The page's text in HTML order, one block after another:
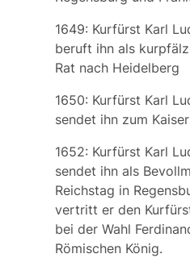
1649: Kurfürst Karl
beruft ihn als
Rat nach Heidelberg
1650: Kurfürst Karl
sendet ihn zum
1652: Kurfürst Karl
sendet ihn als
Reichstag in
vertritt er den
bei der Wahl
Römischen König.